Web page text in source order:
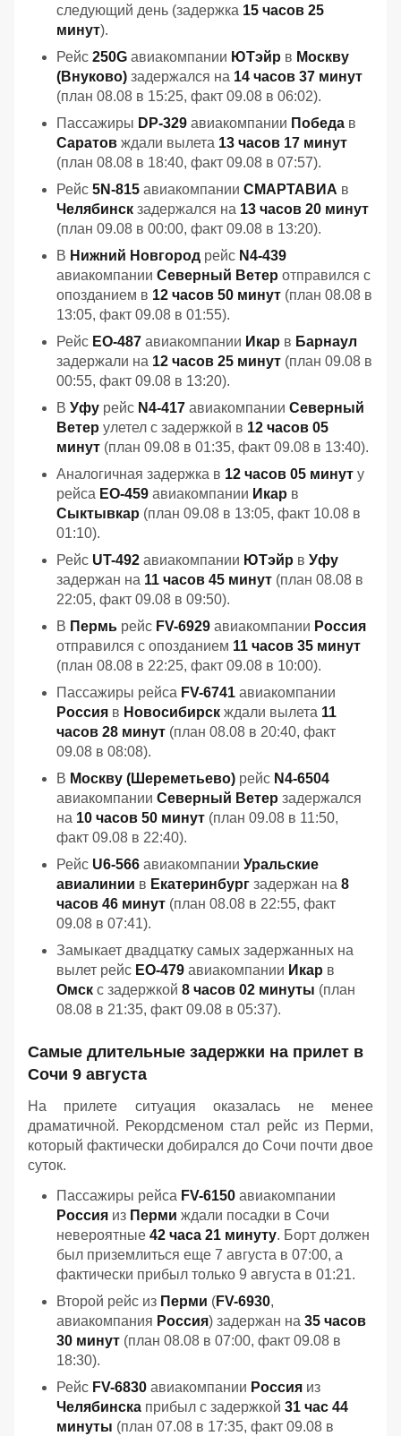
следующий день (задержка 15 часов 25
минут).
Рейс 250G авиакомпании ЮТэйр в Москву
(Внуково) задержался на 14 часов 37 минут
(план 08.08 в 15:25, факт 09.08 в 06:02).
Пассажиры DP-329 авиакомпании Победа в
Саратов ждали вылета 13 часов 17 минут
(план 08.08 в 18:40, факт 09.08 в 07:57).
Рейс 5N-815 авиакомпании СМАРТАВИА в
Челябинск задержался на 13 часов 20 минут
(план 09.08 в 00:00, факт 09.08 в 13:20).
В Нижний Новгород рейс N4-439
авиакомпании Северный Ветер отправился с
опозданием в 12 часов 50 минут (план 08.08 в
13:05, факт 09.08 в 01:55).
Рейс EO-487 авиакомпании Икар в Барнаул
задержали на 12 часов 25 минут (план 09.08 в
00:55, факт 09.08 в 13:20).
В Уфу рейс N4-417 авиакомпании Северный
Ветер улетел с задержкой в 12 часов 05
минут (план 09.08 в 01:35, факт 09.08 в 13:40).
Аналогичная задержка в 12 часов 05 минут у
рейса EO-459 авиакомпании Икар в
Сыктывкар (план 09.08 в 13:05, факт 10.08 в
01:10).
Рейс UT-492 авиакомпании ЮТэйр в Уфу
задержан на 11 часов 45 минут (план 08.08 в
22:05, факт 09.08 в 09:50).
В Пермь рейс FV-6929 авиакомпании Россия
отправился с опозданием 11 часов 35 минут
(план 08.08 в 22:25, факт 09.08 в 10:00).
Пассажиры рейса FV-6741 авиакомпании
Россия в Новосибирск ждали вылета 11
часов 28 минут (план 08.08 в 20:40, факт
09.08 в 08:08).
В Москву (Шереметьево) рейс N4-6504
авиакомпании Северный Ветер задержался
на 10 часов 50 минут (план 09.08 в 11:50,
факт 09.08 в 22:40).
Рейс U6-566 авиакомпании Уральские
авиалинии в Екатеринбург задержан на 8
часов 46 минут (план 08.08 в 22:55, факт
09.08 в 07:41).
Замыкает двадцатку самых задержанных на
вылет рейс EO-479 авиакомпании Икар в
Омск с задержкой 8 часов 02 минуты (план
08.08 в 21:35, факт 09.08 в 05:37).
Самые длительные задержки на прилет в
Сочи 9 августа
На прилете ситуация оказалась не менее
драматичной. Рекордсменом стал рейс из Перми,
который фактически добирался до Сочи почти двое
суток.
Пассажиры рейса FV-6150 авиакомпании
Россия из Перми ждали посадки в Сочи
невероятные 42 часа 21 минуту. Борт должен
был приземлиться еще 7 августа в 07:00, а
фактически прибыл только 9 августа в 01:21.
Второй рейс из Перми (FV-6930,
авиакомпания Россия) задержан на 35 часов
30 минут (план 08.08 в 07:00, факт 09.08 в
18:30).
Рейс FV-6830 авиакомпании Россия из
Челябинска прибыл с задержкой 31 час 44
минуты (план 07.08 в 17:35, факт 09.08 в